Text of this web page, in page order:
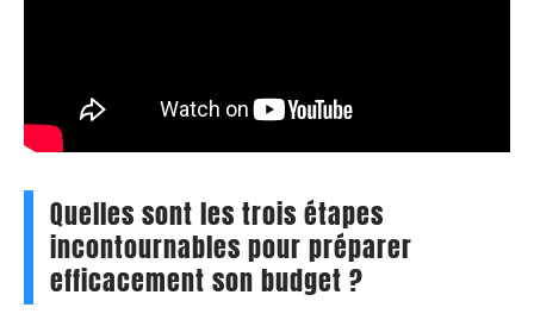
Quelles sont les trois étapes
incontournables pour préparer
efficacement son budget ?